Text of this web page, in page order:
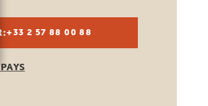
+33 2 57 88 00 88